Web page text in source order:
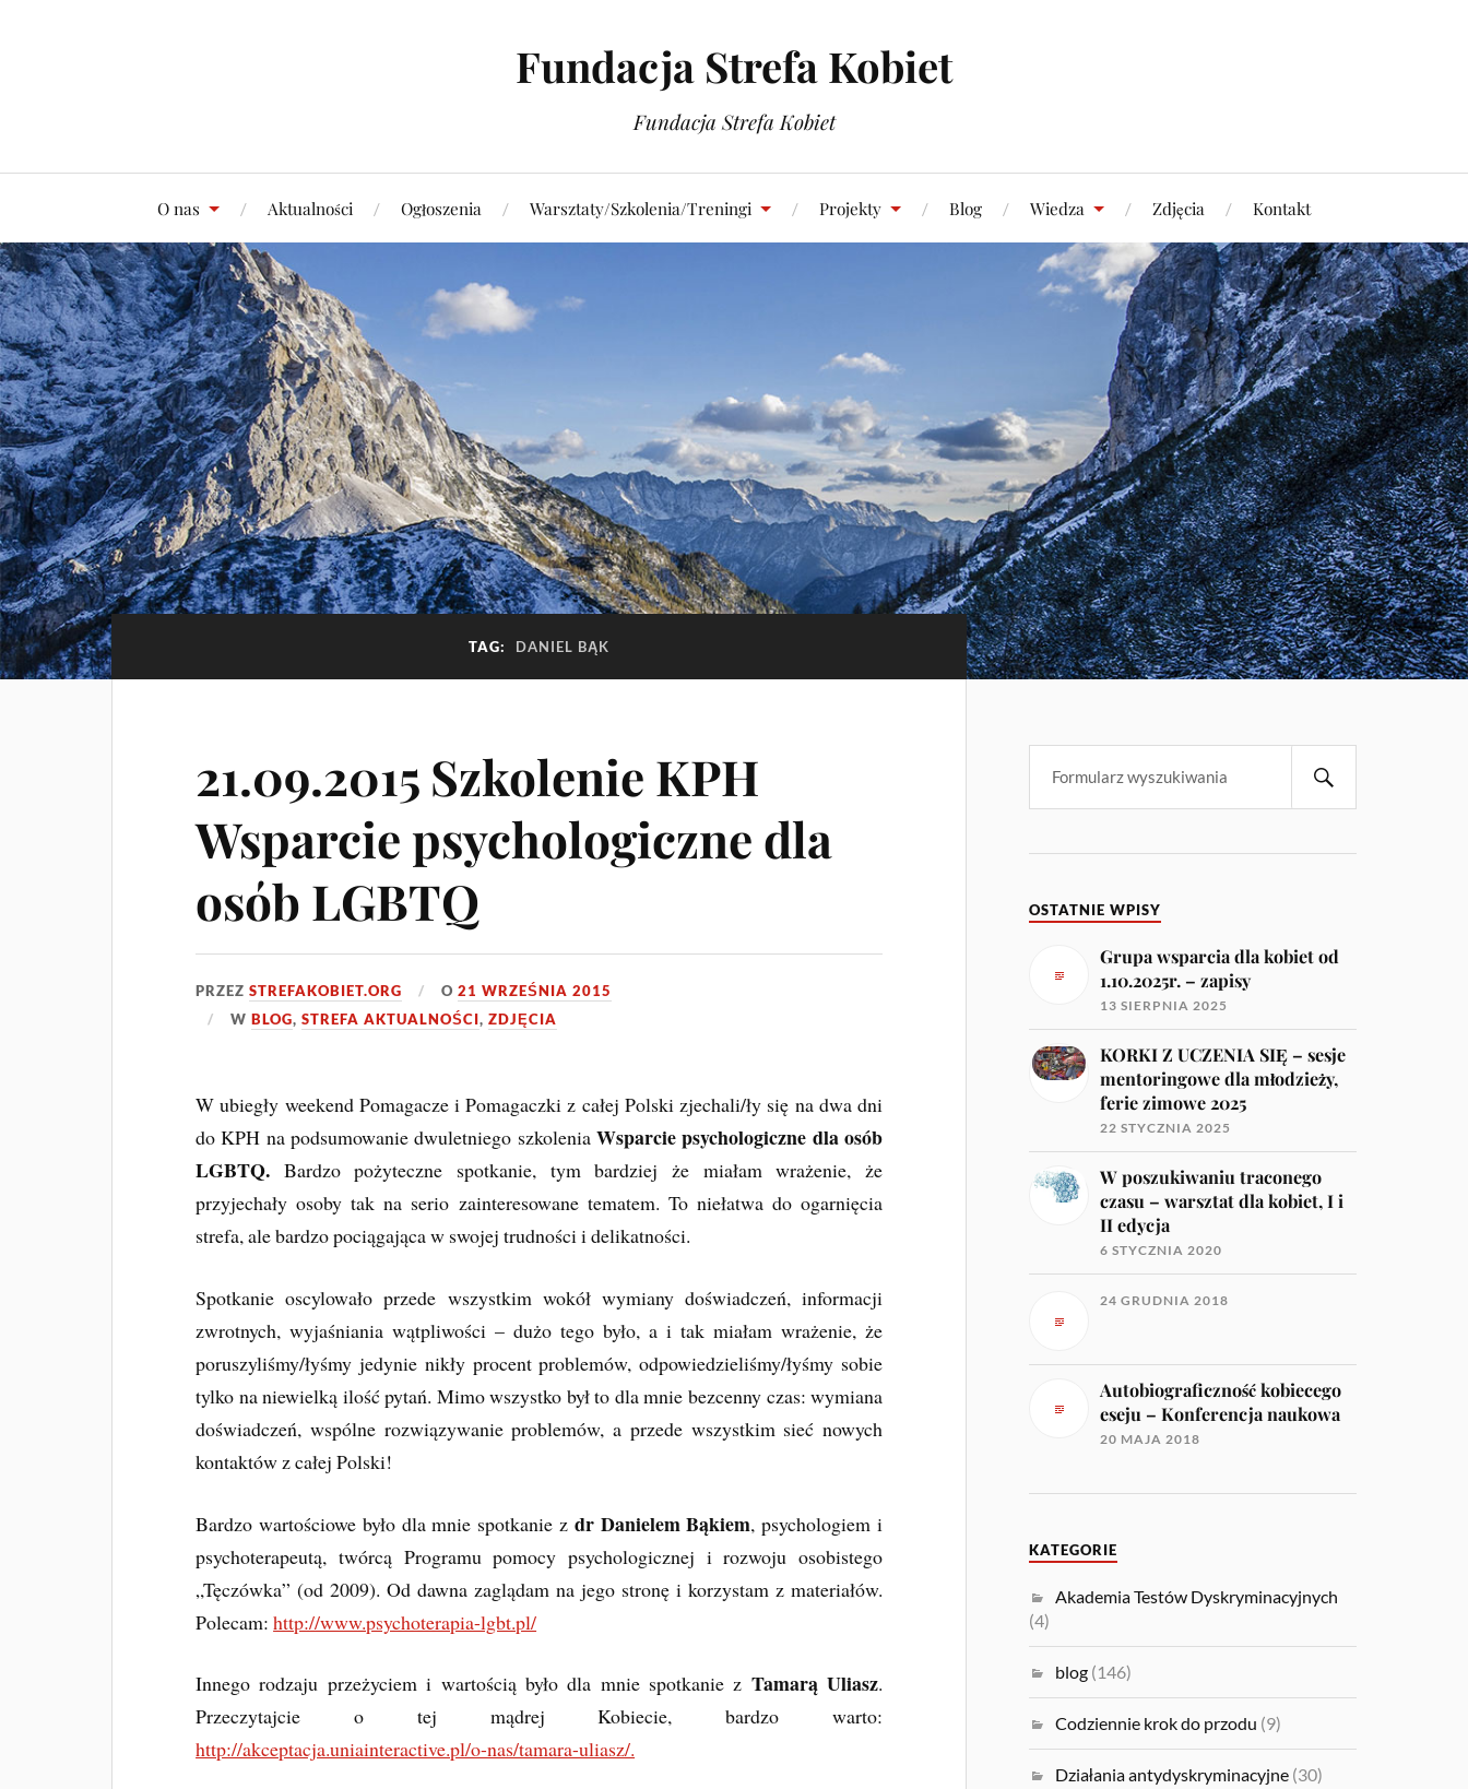
Fundacja Strefa Kobiet
Fundacja Strefa Kobiet
O nas Aktualności Ogłoszenia Warsztaty/Szkolenia/Treningi Projekty Blog Wiedza Zdjęcia Kontakt
TAG: DANIEL BĄK
21.09.2015 Szkolenie KPH
Wsparcie psychologiczne dla
osób LGBTQ
PRZEZSTREFAKOBIET.ORG O21 WRZEŚNIA 2015
WBLOG,STREFA AKTUALNOŚCI,ZDJĘCIA
W ubiegły weekend Pomagacze i Pomagaczki z całej Polski zjechali/ły się na dwa dni
do KPH na podsumowanie dwuletniego szkoleniaWsparcie psychologiczne dla osób
LGBTQ. Bardzo pożyteczne spotkanie, tym bardziej że miałam wrażenie, że
przyjechały osoby tak na serio zainteresowane tematem. To niełatwa do ogarnięcia
strefa, ale bardzo pociągająca w swojej trudności i delikatności.
Spotkanie oscylowało przede wszystkim wokół wymiany doświadczeń, informacji
zwrotnych, wyjaśniania wątpliwości – dużo tego było, a i tak miałam wrażenie, że
poruszyliśmy/łyśmy jedynie nikły procent problemów, odpowiedzieliśmy/łyśmy sobie
tylko na niewielką ilość pytań. Mimo wszystko był to dla mnie bezcenny czas: wymiana
doświadczeń, wspólne rozwiązywanie problemów, a przede wszystkim sieć nowych
kontaktów z całej Polski!
Bardzo wartościowe było dla mnie spotkanie z dr Danielem Bąkiem, psychologiem i
psychoterapeutą, twórcą Programu pomocy psychologicznej i rozwoju osobistego
„Tęczówka” (od 2009). Od dawna zaglądam na jego stronę i korzystam z materiałów.
Polecam:http://www.psychoterapia-lgbt.pl/
Innego rodzaju przeżyciem i wartością było dla mnie spotkanie z Tamarą Uliasz.
Przeczytajcie o tej mądrej Kobiecie, bardzo warto:
http://akceptacja.uniainteractive.pl/o-nas/tamara-uliasz/.
OSTATNIE WPISY
Grupa wsparcia dla kobiet od
1.10.2025r. – zapisy
13 SIERPNIA 2025
KORKI Z UCZENIA SIĘ – sesje
mentoringowe dla młodzieży,
ferie zimowe 2025
22 STYCZNIA 2025
W poszukiwaniu traconego
czasu – warsztat dla kobiet, I i
II edycja
6 STYCZNIA 2020
24 GRUDNIA 2018
Autobiograficzność kobiecego
eseju – Konferencja naukowa
20 MAJA 2018
KATEGORIE
Akademia Testów Dyskryminacyjnych
(4)
blog (146)
Codziennie krok do przodu (9)
Działania antydyskryminacyjne (30)